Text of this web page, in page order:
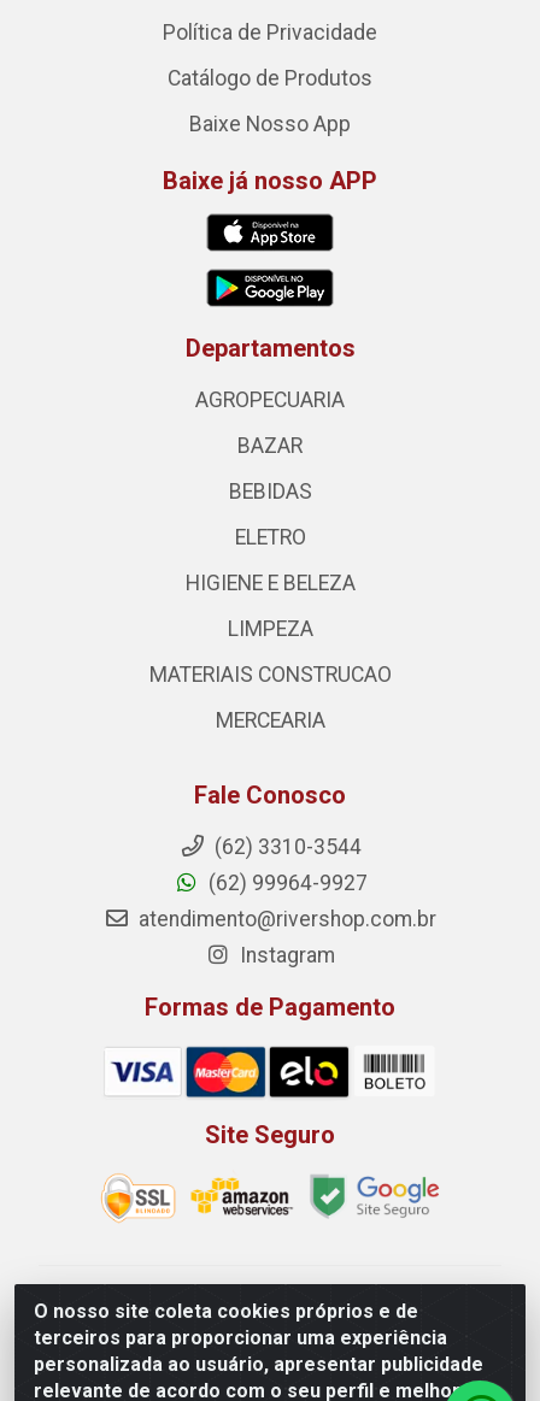
O nosso site coleta cookies próprios e de
terceiros para proporcionar uma experiência
personalizada ao usuário, apresentar publicidade
relevante de acordo com o seu perfil e melhorar a
Política de Privacidade
Catálogo de Produtos
Baixe Nosso App
Baixe já nosso APP
Departamentos
AGROPECUARIA
BAZAR
BEBIDAS
ELETRO
HIGIENE E BELEZA
LIMPEZA
MATERIAIS CONSTRUCAO
MERCEARIA
Fale Conosco
(62) 3310-3544
(62) 99964-9927
atendimento@rivershop.com.br
Instagram
Formas de Pagamento
Site Seguro
Rio Vermelho Distribuição de Alimentos LTDA - Rodovia
BR, 153, KM 52 N 00 QD 00 LT 16 - Bairro Jardim
Eldorado, Anápolis/GO - CEP 75.045-190 - CNPJ
10.912.900/0002-40